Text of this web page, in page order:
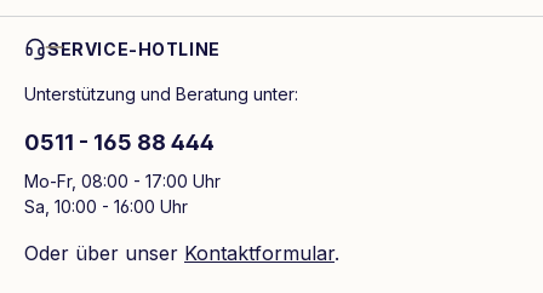
SERVICE-HOTLINE
Unterstützung und Beratung unter:
0511 - 165 88 444
Mo-Fr, 08:00 - 17:00 Uhr
Sa, 10:00 - 16:00 Uhr
Oder über unser Kontaktformular.